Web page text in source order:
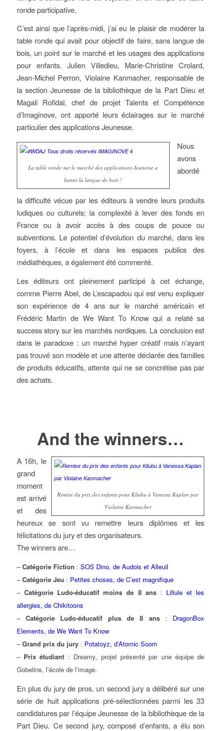
ronde participative.
C’est ainsi que l’après-midi, j’ai eu le plaisir de modérer la
table ronde qui avait pour objectif de faire, sans langue de
bois, un point sur le marché et les usages des applications
pour enfants. Julien Villedieu, Marie-Christine Crolard,
Jean-Michel Perron, Violaine Kanmacher, responsable de
la section Jeunesse de la bibliothèque de la Part Dieu et
Magali Rofidal, chef de projet Talents et Compétence
d’Imaginove, ont apporté leurs éclairages sur le marché
particulier des applications Jeunesse.
La table ronde sur le marché des applications Jeunesse a
banni la langue de bois !
Nous
avons
abordé
la difficulté vécue par les éditeurs à vendre leurs produits
ludiques ou culturels; la complexité à lever des fonds en
France ou à avoir accès à des coups de pouce ou
subventions. Le potentiel d’évolution du marché, dans les
foyers, à l’école et dans les espaces publics des
médiathèques, a également été commenté.
Les éditeurs ont pleinement participé à cet échange,
comme Pierre Abel, de L’escapadou qui est venu expliquer
son expérience de 4 ans sur le marché américain et
Frédéric Martin de We Want To Know qui a relaté sa
success story sur les marchés nordiques. La conclusion est
dans le paradoxe : un marché hyper créatif mais n’ayant
pas trouvé son modèle et une attente déclarée des familles
de produits éducatifs, attente qui ne se concrétise pas par
des achats.
And the winners…
Remise du prix des enfants pour Kilubu à Vanessa Kaplan par
Violaine Kanmacher
A 16h, le
grand
moment
est arrivé
et des
heureux se sont vu remettre leurs diplômes et les
félicitations du jury et des organisateurs.
The winners are…
–Catégorie Fiction : SOS Dino, de Audois et Alleuil
–Catégorie Jeu : Petites choses, de C’est magnifique
– Catégorie Ludo-éducatif moins de 8 ans: Lillule et les
allergies, de Chikitoons
– Catégorie Ludo-éducatif plus de 8 ans: DragonBox
Elements, de We Want To Know
–Grand prix du jury: Potatoyz, d’Atomic Soom
– Prix étudiant : Dreamy, projet présenté par une équipe de
Gobelins, l’école de l’image.
En plus du jury de pros, un second jury a délibéré sur une
série de huit applications pré-sélectionnées parmi les 33
candidatures par l’équipe Jeunesse de la bibliothèque de la
Part Dieu. Ce second jury, composé d’enfants, a élu son